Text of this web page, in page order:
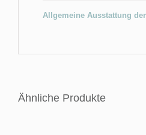
Allgemeine Ausstattung
Ähnliche Produkte